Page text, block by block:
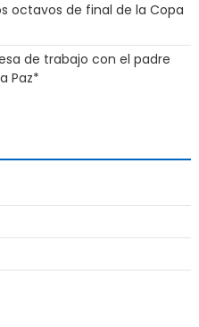
octavos de final de la Copa
de trabajo con el padre
Paz*